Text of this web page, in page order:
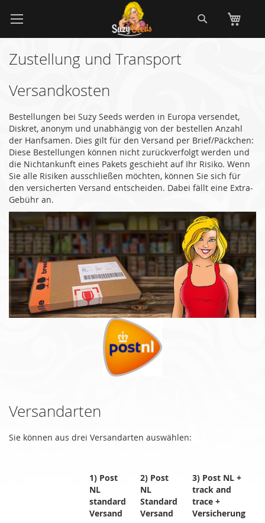
Inhalt
Zustellung und Transport
Versandkosten
Bestellungen bei Suzy Seeds werden in Europa versendet,
Diskret, anonym und unabhängig von der bestellen Anzahl
der Hanfsamen. Dies gilt für den Versand per Brief/Päckchen:
Diese Bestellungen können nicht zurückverfolgt werden und
die Nichtankunft eines Pakets geschieht auf Ihr Risiko. Wenn
Sie alle Risiken ausschließen möchten, können Sie sich für
den versicherten Versand entscheiden. Dabei fällt eine Extra-
Gebühr an.
Versandarten
Sie können aus drei Versandarten auswählen:
1) Post
NL
standard
Versand
2) Post
NL
Standard
Versand
3) Post NL +
track and
trace +
Versicherung